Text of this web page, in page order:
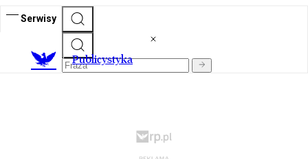
Serwisy
Publicystyka